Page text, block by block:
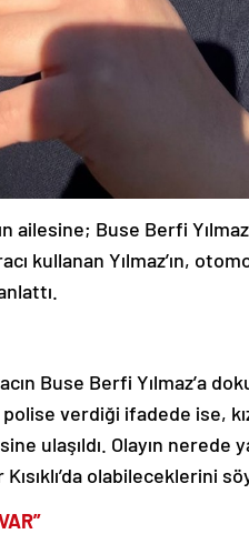
ailesine; Buse Berfi
kullanan Yılmaz’ın,
Buse Berfi Yılmaz’a
verdiği ifadede ise,
ulaşıldı. Olayın nerede
Kısıklı’da olabileceklerini